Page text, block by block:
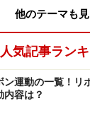
他のテーマも
人気記事ラン
ン運動の一覧！リ
内容は？